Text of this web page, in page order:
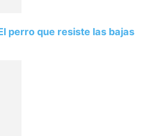
perro que resiste las bajas